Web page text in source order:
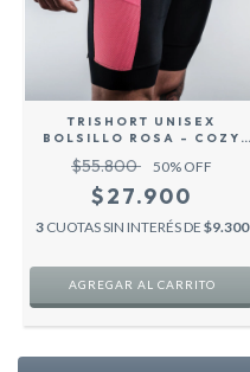
TRISHORT UNISEX
BOLSILLO ROSA - COZY
$55.800 50% OFF
$27.900
3 CUOTAS SIN INTERÉS DE $9.300
AGREGAR AL CARRITO